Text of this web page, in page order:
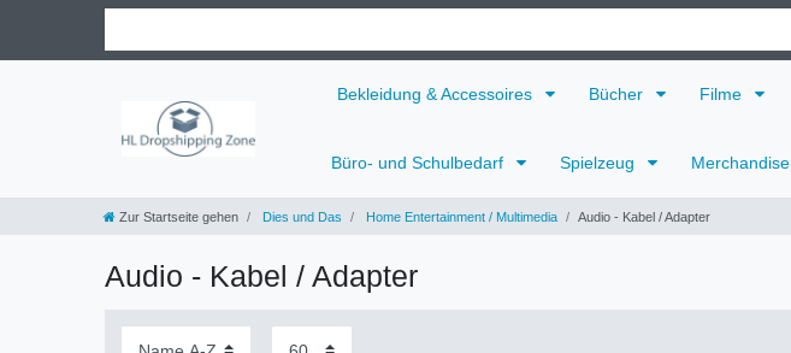
Bekleidung & Accessoires Bücher Filme
Büro- und Schulbedarf Spielzeug Merchandise
Zur Startseite gehen Dies und Das Home Entertainment / Multimedia Audio - Kabel / Adapter
Audio - Kabel / Adapter